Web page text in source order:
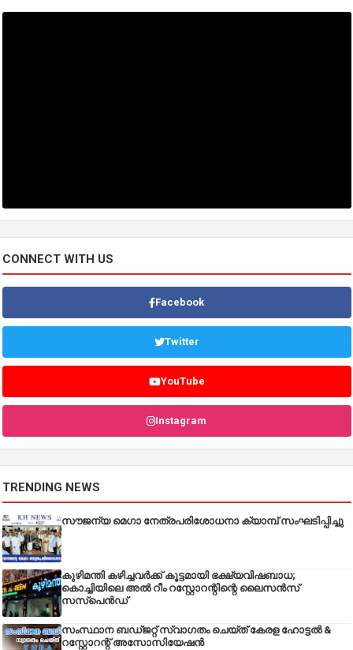
CONNECT WITH US
Facebook
Twitter
YouTube
Instagram
TRENDING NEWS
സൗജന്യ മെഗാ നേത്രപരിശോധനാ ക്യാമ്പ് സംഘടിപ്പിച്ചു
കുഴിമന്തി കഴിച്ചവർക്ക് കൂട്ടമായി ഭക്ഷ്യവിഷബാധ;
കൊച്ചിയിലെ അൽ റീം റസ്റ്റോറന്റിന്റെ ലൈസൻസ്
സസ്പെൻഡ്
സംസ്ഥാന ബഡ്‌ജറ്റ് സ്വാഗതം ചെയ്ത് കേരള ഹോട്ടൽ &
റസ്റ്റോറന്റ് അസോസിയേഷൻ